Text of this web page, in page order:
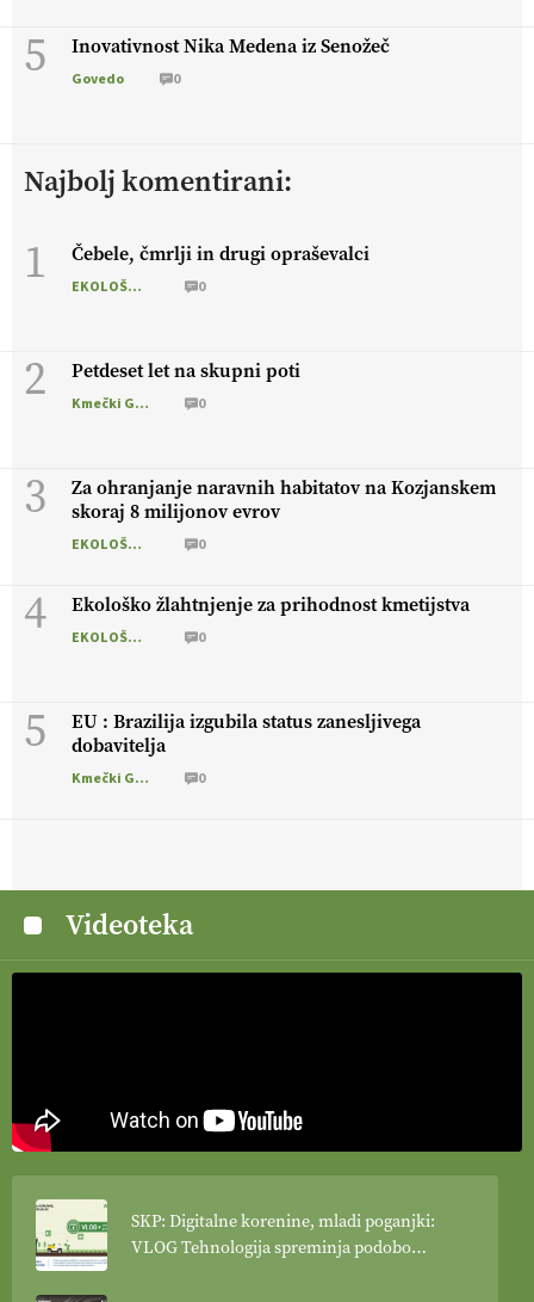
5 Inovativnost Nika Medena iz Senožeč
Govedo 0
Najbolj komentirani:
1 Čebele, čmrlji in drugi opraševalci
EKOLOŠKO LOGIČNO 0
2 Petdeset let na skupni poti
Kmečki Glas 0
3
Za ohranjanje naravnih habitatov na Kozjanskem
skoraj 8 milijonov evrov
EKOLOŠKO LOGIČNO 0
4 Ekološko žlahtnjenje za prihodnost kmetijstva
EKOLOŠKO LOGIČNO 0
5
EU : Brazilija izgubila status zanesljivega
dobavitelja
Kmečki Glas 0
Videoteka
SKP: Digitalne korenine, mladi poganjki:
VLOG Tehnologija spreminja podobo